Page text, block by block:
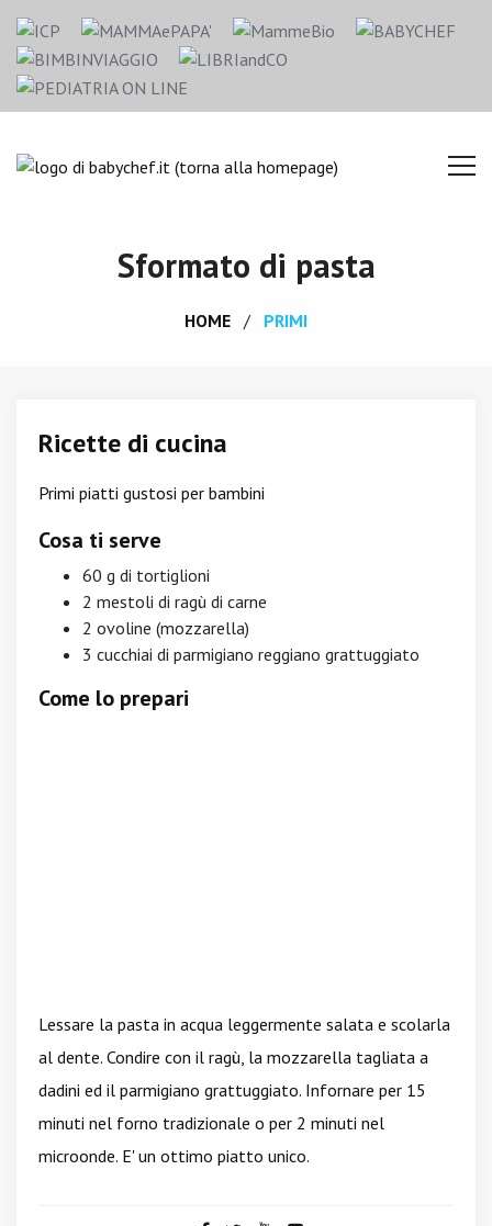
Sformato di pasta
HOME PRIMI
Ricette di cucina
Primi piatti gustosi per bambini
Cosa ti serve
60 g di tortiglioni
2 mestoli di ragù di carne
2 ovoline (mozzarella)
3 cucchiai di parmigiano reggiano grattuggiato
Come lo prepari
Lessare la pasta in acqua leggermente salata e scolarla
al dente. Condire con il ragù, la mozzarella tagliata a
dadini ed il parmigiano grattuggiato. Infornare per 15
minuti nel forno tradizionale o per 2 minuti nel
microonde. E' un ottimo piatto unico.